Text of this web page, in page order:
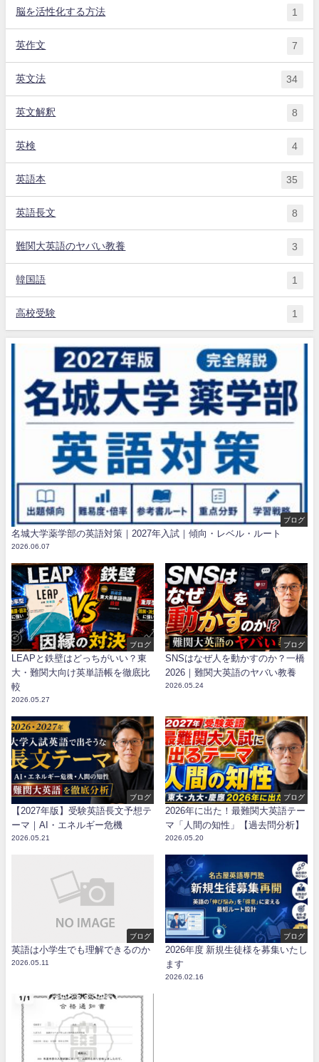
脳を活性化する方法 1
英作文 7
英文法 34
英文解釈 8
英検 4
英語本 35
英語長文 8
難関大英語のヤバい教養 3
韓国語 1
高校受験 1
ブログ
名城大学薬学部の英語対策｜2027年入試｜傾向・レベル・ルート
2026.06.07
ブログ
LEAPと鉄壁はどっちがいい？東
大・難関大向け英単語帳を徹底比
較
2026.05.27
ブログ
SNSはなぜ人を動かすのか？一橋
2026｜難関大英語のヤバい教養
2026.05.24
ブログ
【2027年版】受験英語長文予想テ
ーマ｜AI・エネルギー危機
2026.05.21
ブログ
2026年に出た！最難関大英語テー
マ「人間の知性」【過去問分析】
2026.05.20
ブログ
英語は小学生でも理解できるのか
2026.05.11
ブログ
2026年度 新規生徒様を募集いたし
ます
2026.02.16